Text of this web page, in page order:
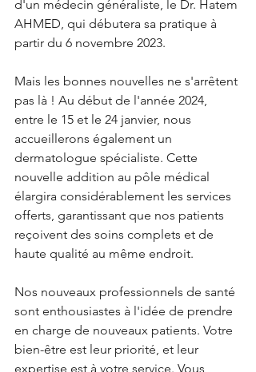
d'un médecin généraliste, le Dr. Hatem
AHMED, qui débutera sa pratique à
partir du 6 novembre 2023.
Mais les bonnes nouvelles ne s'arrêtent
pas là ! Au début de l'année 2024,
entre le 15 et le 24 janvier, nous
accueillerons également un
dermatologue spécialiste. Cette
nouvelle addition au pôle médical
élargira considérablement les services
offerts, garantissant que nos patients
reçoivent des soins complets et de
haute qualité au même endroit.
Nos nouveaux professionnels de santé
sont enthousiastes à l'idée de prendre
en charge de nouveaux patients. Votre
bien-être est leur priorité, et leur
expertise est à votre service. Vous